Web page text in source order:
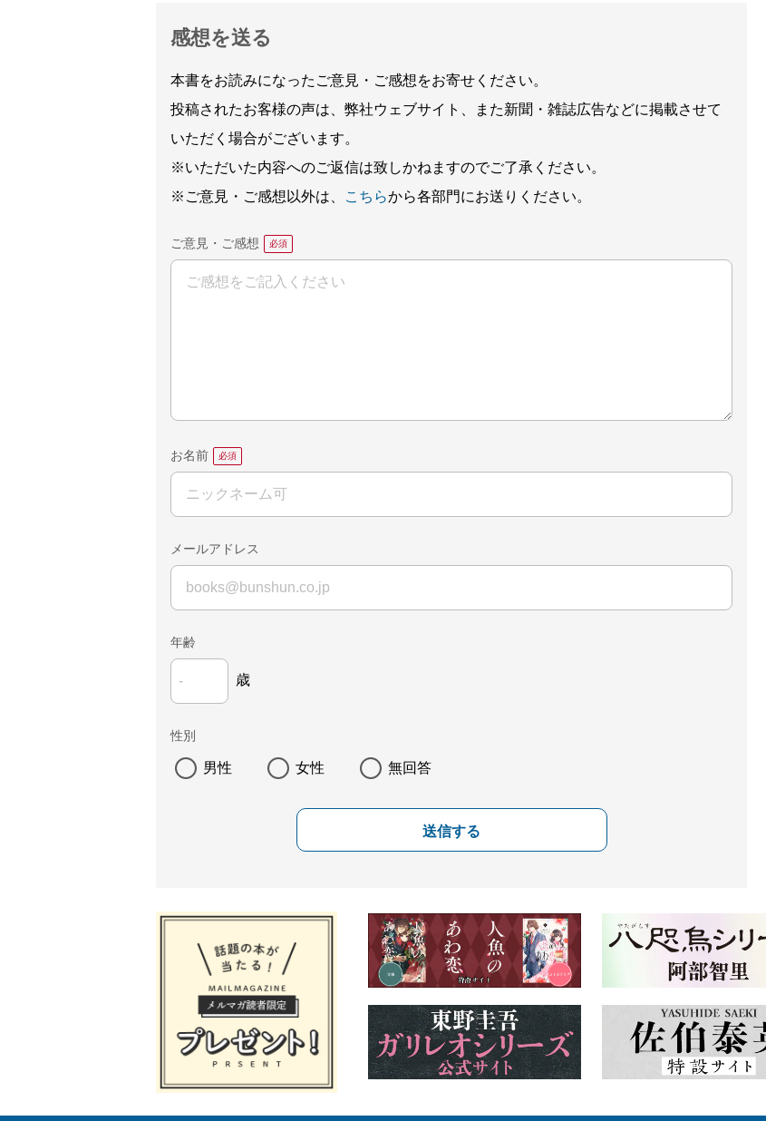
感想を送る
本書をお読みになったご意見・ご感想をお寄せください。
投稿されたお客様の声は、弊社ウェブサイト、また新聞・雑誌広告などに掲載させて
いただく場合がございます。
※いただいた内容へのご返信は致しかねますのでご了承ください。
※ご意見・ご感想以外は、
こちらから各部門にお送りください。
ご意見・ご感想
お名前
メールアドレス
年齢
歳
性別
男性 女性 無回答
送信する